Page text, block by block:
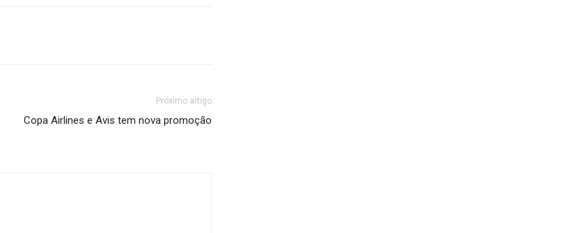
Próximo artigo
Copa Airlines e Avis tem nova promoção